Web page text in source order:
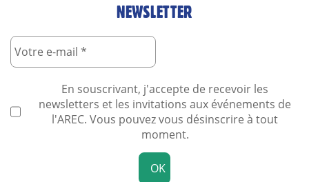
NEWSLETTER
En souscrivant, j'accepte de recevoir les
newsletters et les invitations aux événements de
l'AREC. Vous pouvez vous désinscrire à tout
moment.